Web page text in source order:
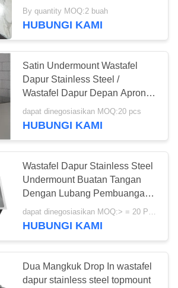
By quantity MOQ:2 buah
HUBUNGI KAMI
Satin Undermount Wastafel
Dapur Stainless Steel /
Wastafel Dapur Depan Apron
Depan R10 1 Mangkuk
dapat dinegosiasikan MOQ:20 pcs
HUBUNGI KAMI
Wastafel Dapur Stainless Steel
Undermount Buatan Tangan
Dengan Lubang Pembuangan
Persegi
dapat dinegosiasikan MOQ:> = 20 Potongan
HUBUNGI KAMI
Dua Mangkuk Drop In wastafel
dapur stainless steel topmount